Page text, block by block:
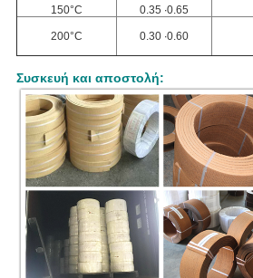
150°C 0.35 ∙0.65
200°C 0.30 ∙0.60
Συσκευή και αποστολή: